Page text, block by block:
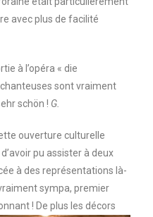
avec plus de facilité
à l’opéra « die
sont vraiment
schön ! G.
ouverture culturelle
d’avoir pu assister à deux
à des représentations là-
sympa, premier
! De plus les décors